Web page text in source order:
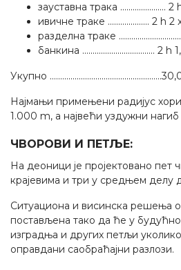
зауставна трака ......................
ивичне траке .................... 2 h
разделна траке
банкина ................................... 2 h
Укупно
Најмањи примењени радијус
1.000 m, а највећи уздужни нагиб
ЧВОРОВИ И ПЕТЉЕ:
На деоници је пројектовано пет
крајевима и три у средњем делу
Ситуациона и висинска решења
постављена тако да ће у
изградња и других петљи
оправдани саобраћајни разлози.